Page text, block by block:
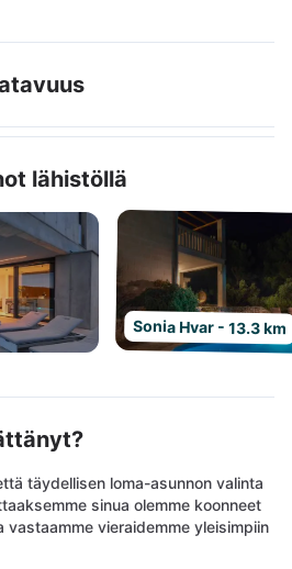
lähistöllä
Sonia Hvar - 13.3 km
täydellisen loma-asunnon valinta
sinua olemme koonneet
vastaamme vieraidemme yleisimpiin